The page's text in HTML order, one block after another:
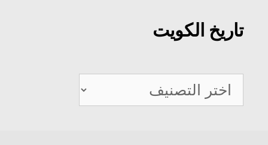
تاريخ الكويت
تاريخ
الكويت